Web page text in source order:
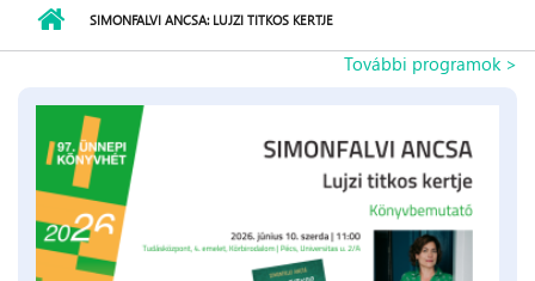
SIMONFALVI ANCSA: LUJZI TITKOS KERTJE
További programok >